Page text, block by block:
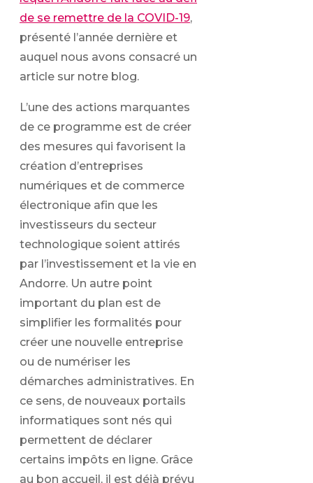
de se remettre de la COVID-19,
présenté l’année dernière et
auquel nous avons consacré un
article sur notre blog.
L’une des actions marquantes
de ce programme est de créer
des mesures qui favorisent la
création d’entreprises
numériques et de commerce
électronique afin que les
investisseurs du secteur
technologique soient attirés
par l’investissement et la vie en
Andorre. Un autre point
important du plan est de
simplifier les formalités pour
créer une nouvelle entreprise
ou de numériser les
démarches administratives. En
ce sens, de nouveaux portails
informatiques sont nés qui
permettent de déclarer
certains impôts en ligne. Grâce
au bon accueil, il est déjà prévu